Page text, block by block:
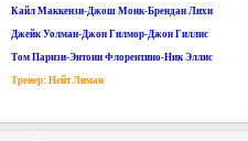
Кайл Маккензи-Джош Монк-Брендан Лихи
Джейк Уолман-Джон Гилмор-Джон Гиллис
Том Паризи-Энтони Флорентино-Ник Эллис
Тренер: Нейт Лиман